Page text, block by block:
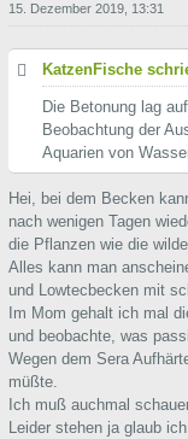
15. Dezember 2019, 13:31
KatzenFische
Die Betonung lag
Beobachtung der
Aquarien von
Hei, bei dem Becken
nach wenigen Tagen
die Pflanzen wie die
Alles kann man
und Lowtecbecken mit
Im Mom gehalt ich mal
und beobachte, was
Wegen dem Sera
müßte.
Ich muß auchmal
Leider stehen ja glaub